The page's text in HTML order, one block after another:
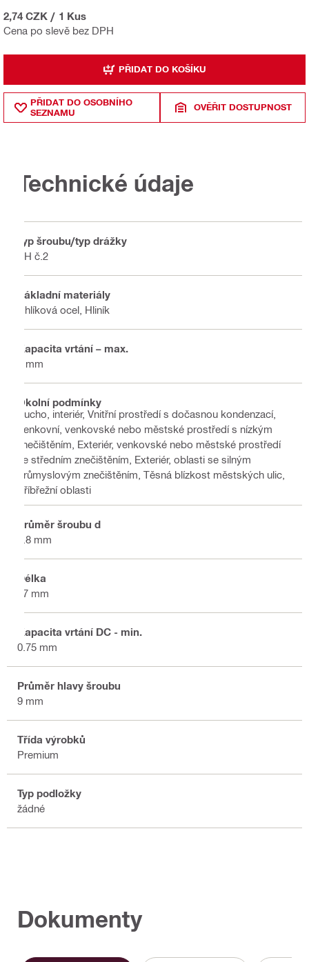
Cena po slevě bez DPH
2,74 CZK / 1 Kus
PŘIDAT DO KOŠÍKU
PŘIDAT DO OSOBNÍHO
SEZNAMU
OVĚŘIT DOSTUPNOST
Technické údaje
Typ šroubu/typ drážky
PH č.2
Základní materiály
Uhlíková ocel, Hliník
Kapacita vrtání – max.
4 mm
Okolní podmínky
Sucho, interiér, Vnitřní prostředí s dočasnou kondenzací,
Venkovní, venkovské nebo městské prostředí s nízkým
znečištěním, Exteriér, venkovské nebo městské prostředí
se středním znečištěním, Exteriér, oblasti se silným
průmyslovým znečištěním, Těsná blízkost městských ulic,
Příbřežní oblasti
Průměr šroubu d
4.8 mm
Délka
17 mm
Kapacita vrtání DC - min.
0.75 mm
Průměr hlavy šroubu
9 mm
Třída výrobků
Premium
Typ podložky
žádné
Dokumenty